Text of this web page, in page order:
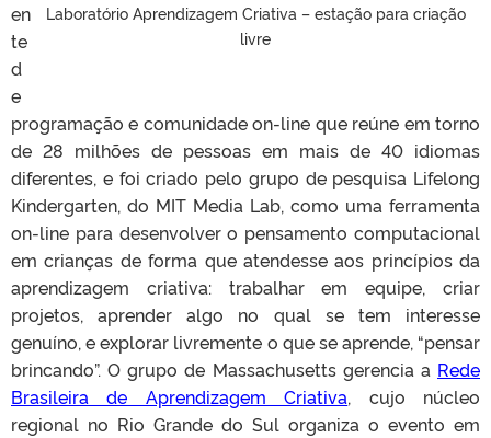
Laboratório Aprendizagem Criativa – estação para criação
livre
en
te
d
e
programação e comunidade on-line que reúne em torno
de 28 milhões de pessoas em mais de 40 idiomas
diferentes, e foi criado pelo grupo de pesquisa Lifelong
Kindergarten, do MIT Media Lab, como uma ferramenta
on-line para desenvolver o pensamento computacional
em crianças de forma que atendesse aos princípios da
aprendizagem criativa: trabalhar em equipe, criar
projetos, aprender algo no qual se tem interesse
genuíno, e explorar livremente o que se aprende, “pensar
brincando”. O grupo de Massachusetts gerencia a Rede
Brasileira de Aprendizagem Criativa, cujo núcleo
regional no Rio Grande do Sul organiza o evento em